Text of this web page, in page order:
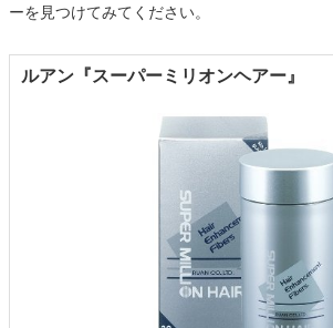
ーを見つけてみてください。
ルアン『スーパーミリオンヘアー』